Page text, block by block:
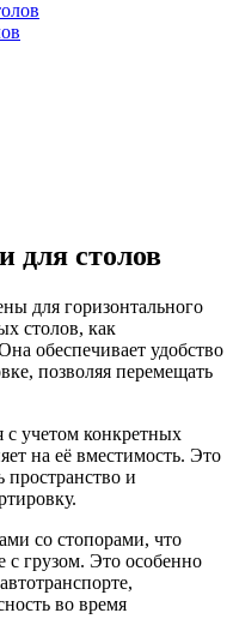
для столов
для горизонтального
столов, как
обеспечивает удобство
позволяя перемещать
с учетом конкретных
на её вместимость. Это
пространство и
со стопорами, что
с грузом. Это особенно
во время